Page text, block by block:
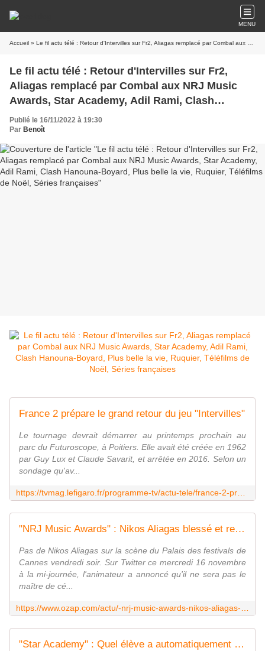
MENU
Accueil » Le fil actu télé : Retour d'Intervilles sur Fr2, Aliagas remplacé par Combal aux NRJ Music Awards, Star Academy, Adil Rami, Clash Hanouna-Boyard, Plus belle la vie, Ruquier, Téléfilms de Noël, Séries françaises
Le fil actu télé : Retour d'Intervilles sur Fr2,
Aliagas remplacé par Combal aux NRJ Music
Awards, Star Academy, Adil Rami, Clash
Hanouna-Boyard, Plus belle la vie, Ruquier,
Téléfilms de Noël, Séries françaises
Publié le 16/11/2022 à 19:30
Par Benoît
France 2 prépare le grand retour du jeu "Intervilles"
Le tournage devrait démarrer au printemps prochain au
parc du Futuroscope, à Poitiers. Elle avait été créée en 1962
par Guy Lux et Claude Savarit, et arrêtée en 2016. Selon un
sondage qu'av...
"NRJ Music Awards" : Nikos Aliagas blessé et remplacé à la dernière minute à la présentation sur TF1
Pas de Nikos Aliagas sur la scène du Palais des festivals de
Cannes vendredi soir. Sur Twitter ce mercredi 16 novembre
à la mi-journée, l'animateur a annoncé qu'il ne sera pas le
maître de cé...
"Star Academy" : Quel élève a automatiquement été qualifié pour la finale par les professeurs ?